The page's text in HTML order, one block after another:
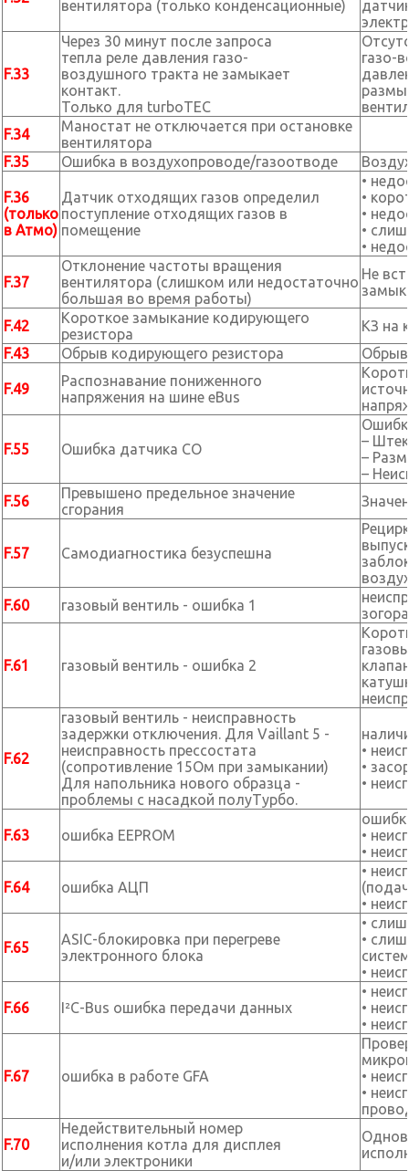
вентилятора (только конденсационные)
F.33
Через 30 минут после запроса
тепла реле давления газо-
воздушного тракта не замыкает
контакт.
Только для turboTEC
газо-
F.34
Маностат не отключается при остановке
вентилятора
F.35
Ошибка в воздухопроводе/газоотводе
F.36
(только
в Атмо)
Датчик отходящих газов определил
поступление отходящих газов в
помещение
•
•
•
•
•
F.37
Отклонение частоты вращения
вентилятора (слишком или недостаточно
большая во время работы)
Не
F.42
Короткое замыкание кодирующего
резистора
КЗ на
F.43
Обрыв кодирующего резистора Обрыв
F.49
Распознавание пониженного
напряжения на шине eBus
F.55 Ошибка датчика CO
–
–
–
F.56
Превышено предельное значение
сгорания
F.57 Самодиагностика безуспешна
F.60
газовый вентиль - ошибка 1
F.61 газовый вентиль - ошибка 2
F.62
газовый вентиль - неисправность
задержки отключения. Для Vaillant 5 -
неисправность прессостата
(сопротивление 15Ом при замыкании)
Для напольника нового образца -
проблемы с насадкой полуТурбо.
•
•
•
F.63 ошибка EEPROM
•
•
F.64 ошибка АЦП
•
•
F.65
ASIC-блокировка при перегреве
электронного блока
•
•
•
F.66 I²C-Bus ошибка передачи данных
•
•
•
F.67 ошибка в работе GFA
•
•
F.70
Недействительный номер
исполнения котла для дисплея
и/или электроники